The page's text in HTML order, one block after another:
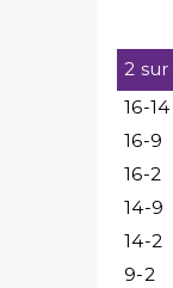
2
16-14
16-9
16-2
14-9
14-2
9-2